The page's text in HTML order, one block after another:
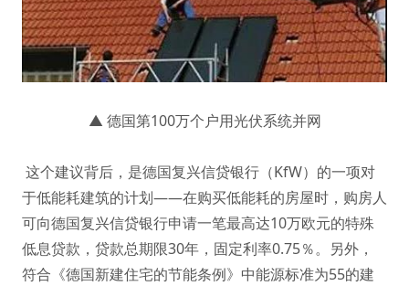
▲ 德国第100万个户用光伏系统并网
这个建议背后，是德国复兴信贷银行（KfW）的一项对
于低能耗建筑的计划——在购买低能耗的房屋时，购房人
可向德国复兴信贷银行申请一笔最高达10万欧元的特殊
低息贷款，贷款总期限30年，固定利率0.75％。另外，
符合《德国新建住宅的节能条例》中能源标准为55的建